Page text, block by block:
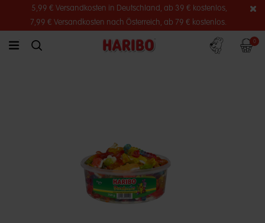
5,99 € Versandkosten in Deutschland, ab 39 € kostenlos,
7,99 € Versandkosten nach Österreich, ab 79 € kostenlos.
link.header.menu.label
simplesearch.search.label
Konto 0